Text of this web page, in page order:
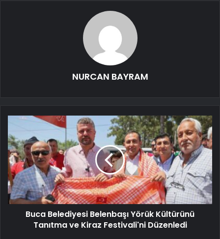
NURCAN BAYRAM
Buca Belediyesi Belenbaşı Yörük Kültürünü
Tanıtma ve Kiraz Festivali'ni Düzenledi